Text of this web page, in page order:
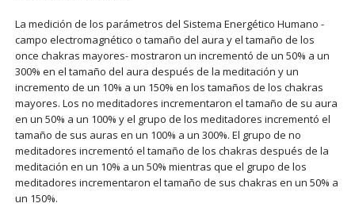
La medición de los parámetros del Sistema Energético Humano -
campo electromagnético o tamaño del aura y el tamaño de los
once chakras mayores- mostraron un incrementó de un 50% a un
300% en el tamaño del aura después de la meditación y un
incremento de un 10% a un 150% en los tamaños de los chakras
mayores. Los no meditadores incrementaron el tamaño de su aura
en un 50% a un 100% y el grupo de los meditadores incrementó el
tamaño de sus auras en un 100% a un 300%. El grupo de no
meditadores incrementó el tamaño de los chakras después de la
meditación en un 10% a un 50% mientras que el grupo de los
meditadores incrementaron el tamaño de sus chakras en un 50% a
un 150%.